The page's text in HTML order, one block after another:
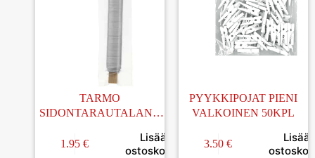
TARMO
SIDONTARAUTALANK
1.95 €
Lisää
ostoskoriin
PYYKKIPOJAT PIENI
VALKOINEN 50KPL
3.50 €
Lisää